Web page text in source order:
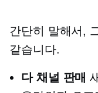
간단히 말해서,
같습니다.
다 채널 판매